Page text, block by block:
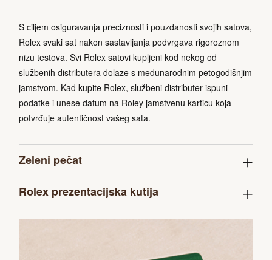
S ciljem osiguravanja preciznosti i pouzdanosti svojih satova,
Rolex svaki sat nakon sastavljanja podvrgava rigoroznom
nizu testova. Svi Rolex satovi kupljeni kod nekog od
službenih distributera dolaze s međunarodnim petogodišnjim
jamstvom. Kad kupite Rolex, službeni distributer ispuni
podatke i unese datum na Roley jamstvenu karticu koja
potvrđuje autentičnost vašeg sata.
Zeleni pečat
Rolex prezentacijska kutija